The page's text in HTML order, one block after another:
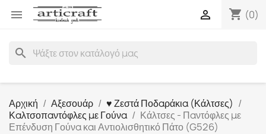
 shopping_cart (0)

search
Αρχική Αξεσουάρ
♥ Ζεστά Ποδαράκια (​Κάλτσες)
Καλτσοπαντόφλες με Γούνα
Κάλτσες - Παντόφλες με
Επένδυση Γούνα και Αντιολισθητικό Πάτο (G526)